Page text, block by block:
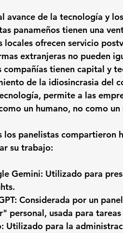
avance de la tecnología y
panameños tienen una
locales ofrecen servicio
extranjeras no pueden
compañías tienen capital y
de la idiosincrasia del
permite a las
un humano, no como un
los panelistas compartieron
su trabajo:
Gemini: Utilizado para
Considerada por un
personal, usada para
Utilizado para la